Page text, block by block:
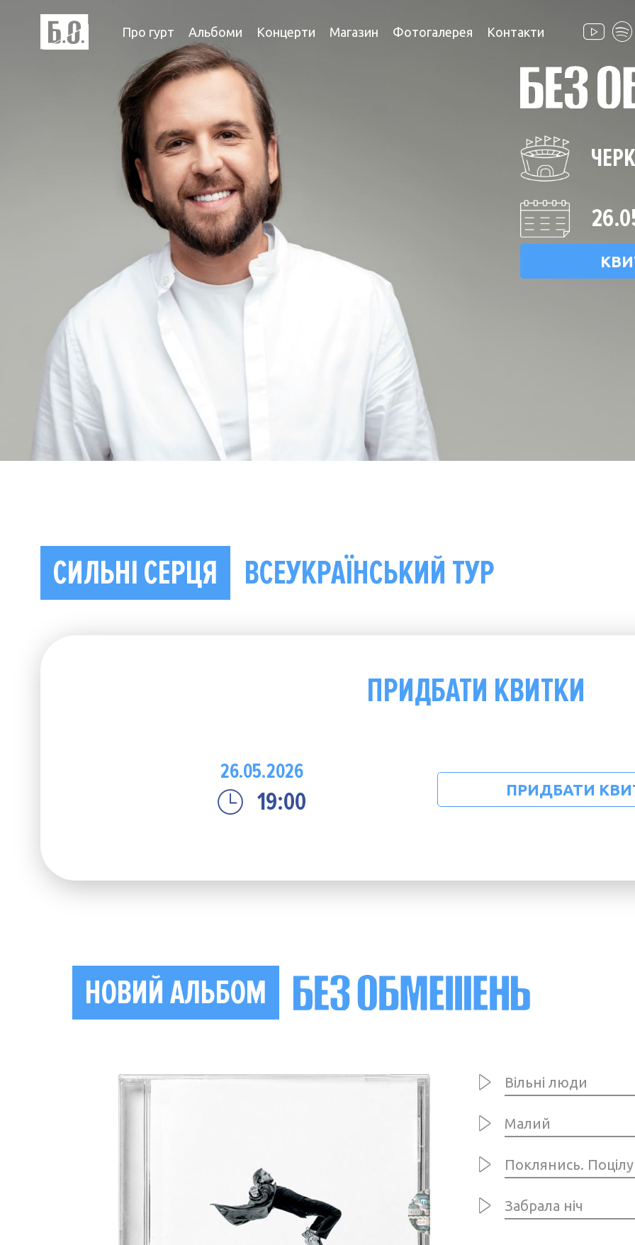
Про гурт Альбоми Концерти Магазин Фотогалерея Контакти
СИЛЬНІ СЕРЦЯ ВСЕУКРАЇНСЬКИЙ ТУР
ПРИДБАТИ КВИТКИ
26.05.2026
19:00 ПРИДБАТИ
НОВИЙ АЛЬБОМ
Вільні люди
Малий
Поклянись.
Забрала ніч